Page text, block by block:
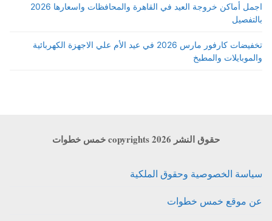
اجمل أماكن خروجة العيد في القاهرة والمحافظات واسعارها 2026
بالتفصيل
تخفيضات كارفور مارس 2026 في عيد الأم علي الاجهزة الكهربائية
والموبايلات والمطبخ
حقوق النشر copyrights 2026 خمس خطوات
سياسة الخصوصية وحقوق الملكية
عن موقع خمس خطوات